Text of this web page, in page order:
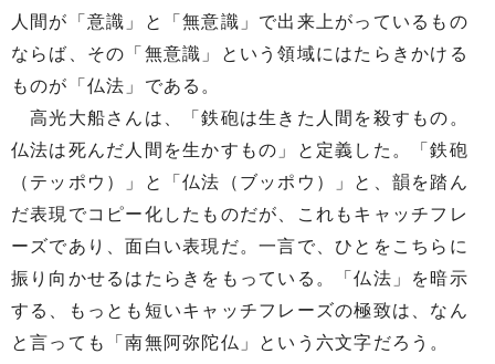
人間が「意識」と「無意識」で出来上がっているもの
ならば、その「無意識」という領域にはたらきかける
ものが「仏法」である。
高光大船さんは、「鉄砲は生きた人間を殺すもの。
仏法は死んだ人間を生かすもの」と定義した。「鉄砲
（テッポウ）」と「仏法（ブッポウ）」と、韻を踏ん
だ表現でコピー化したものだが、これもキャッチフレ
ーズであり、面白い表現だ。一言で、ひとをこちらに
振り向かせるはたらきをもっている。「仏法」を暗示
する、もっとも短いキャッチフレーズの極致は、なん
と言っても「南無阿弥陀仏」という六文字だろう。